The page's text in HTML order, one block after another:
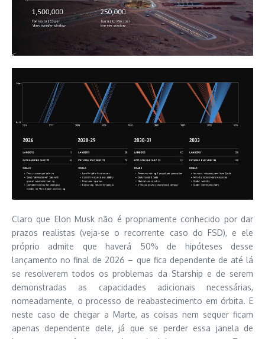
Claro que Elon Musk não é propriamente conhecido por dar
prazos realistas (veja-se o recorrente caso do FSD), e ele
próprio admite que haverá 50% de hipóteses desse
lançamento no final de 2026 – que fica dependente de até lá
se resolverem todos os problemas da Starship e de serem
demonstradas as capacidades adicionais necessárias,
nomeadamente, o processo de reabastecimento em órbita. E
neste caso de chegar a Marte, as coisas nem sequer ficam
apenas dependente dele, já que se perder essa janela de